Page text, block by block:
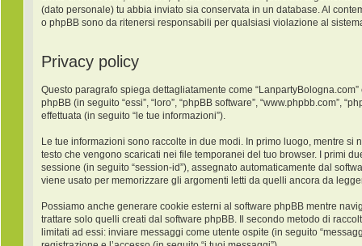
(dato personale) tu abbia inviato sia conservata in un database. Al
o phpBB sono da ritenersi responsabili per qualsiasi violazione al
Privacy policy
Questo paragrafo spiega dettagliatamente come
phpBB (in seguito “essi”, “loro”, “phpBB software”, “www.phpbb.com”,
effettuata (in seguito “le tue informazioni”).
Le tue informazioni sono raccolte in due modi. In primo luogo, mentre
testo che vengono scaricati nei file temporanei del tuo browser. I primi
sessione (in seguito “session-id”), assegnato automaticamente dal
viene usato per memorizzare gli argomenti letti da quelli ancora da
Possiamo anche generare cookie esterni al software phpBB mentre
trattare solo quelli creati dal software phpBB. Il secondo metodo di
limitati ad essi: inviare messaggi come utente ospite (in seguito